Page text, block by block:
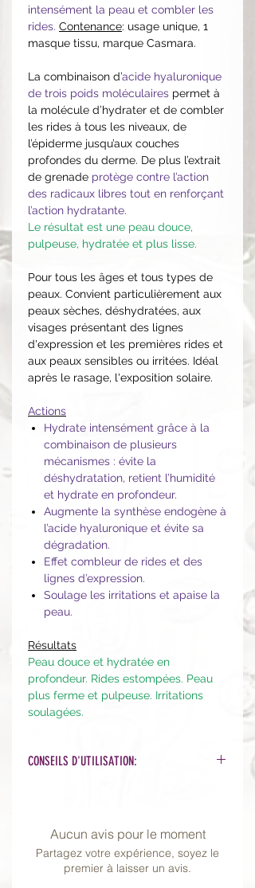
intensément la peau et combler les
rides. Contenance: usage unique, 1
masque tissu, marque Casmara.
La combinaison d’acide hyaluronique
de trois poids moléculaires permet à
la molécule d’hydrater et de combler
les rides à tous les niveaux, de
l’épiderme jusqu’aux couches
profondes du derme. De plus l’extrait
de grenade protège contre l’action
des radicaux libres tout en renforçant
l’action hydratante.
Le résultat est une peau douce,
pulpeuse, hydratée et plus lisse.
Pour tous les âges et tous types de
peaux. Convient particulièrement aux
peaux sèches, déshydratées, aux
visages présentant des lignes
d'expression et les premières rides et
aux peaux sensibles ou irritées. Idéal
après le rasage, l'exposition solaire.
Actions
Hydrate intensément grâce à la
combinaison de plusieurs
mécanismes : évite la
déshydratation, retient l’humidité
et hydrate en profondeur.
Augmente la synthèse endogène à
l’acide hyaluronique et évite sa
dégradation.
Effet combleur de rides et des
lignes d’expression.
Soulage les irritations et apaise la
peau.
Résultats
Peau douce et hydratée en
profondeur. Rides estompées. Peau
plus ferme et pulpeuse. Irritations
soulagées.
CONSEILS D'UTILISATION:
exfoliation pour favoriser la
pénétration des actifs.
2. Appliquer le masque.
3. Laisser agir au moins 15 - 20
Aucun avis pour le moment
Partagez votre expérience, soyez le
premier à laisser un avis.